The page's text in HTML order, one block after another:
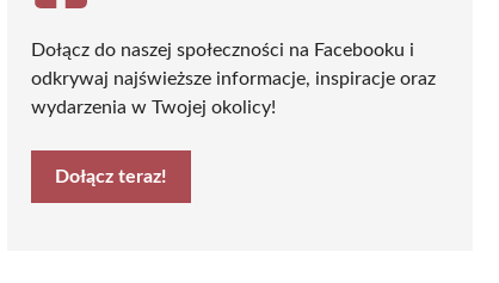
Dołącz do naszej społeczności na Facebooku i
odkrywaj najświeższe informacje, inspiracje oraz
wydarzenia w Twojej okolicy!
Dołącz teraz!